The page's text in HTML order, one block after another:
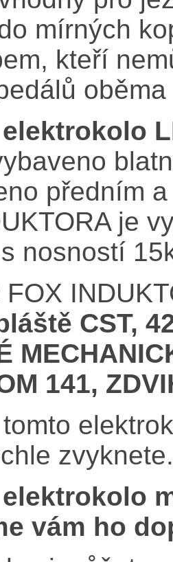
mírných
kteří
předním
je
nosností
FOX
CST,
141,
zvyknete.
vám ho